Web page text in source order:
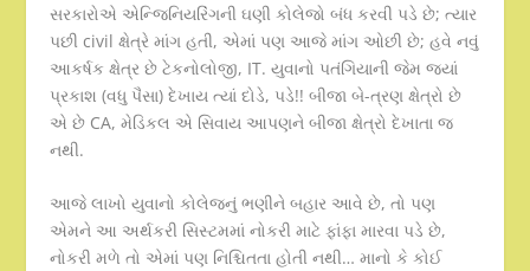
સરકારોએ એન્જિનિયરિંગની ઘણી કોલેજો બંધ કરવી પડે છે; ત્યાર
પછી civil ક્ષેત્રે માંગ હતી, એમાં પણ આજે માંગ ઓછી છે; હવે નવું
આકર્ષક ક્ષેત્ર છે ટેકનોલોજી, IT. યુવાનો પતંગિયાની જેમ જ્યાં
પ્રકાશ (વધુ પૈસા) દેખાય ત્યાં દોડે, પડે!! બીજા બે-ત્રણ ક્ષેત્રો છે
એ છે CA, મેડિકલ એ સિવાય આપણને બીજા ક્ષેત્રો દેખાતા જ
નથી.
આજે લાખો યુવાનો કોલેજનું ભણીને બહાર આવે છે, તો પણ
એમને આ અર્થકરી સિસ્ટમમાં નોકરી માટે ફાંફા મારવા પડે છે,
નોકરી મળે તો એમાં પણ નિશ્ચિતતા હોતી નથી… માનો કે કોઈ